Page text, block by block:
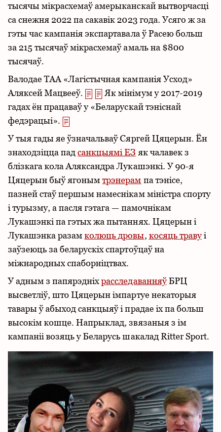
тысячы мікрасхемаў амерыканскай вытворчасці
са снежня 2022 па сакавік 2023 года. Усяго ж за
гэты час кампанія экспартавала ў Расею больш
за 215 тысячаў мікрасхемаў амаль на $800
тысячаў.
Валодае ТАА «Лагістычная кампанія Усход»
Аляксей Мацвееў.
Як мінімум у 2017-2019
гадах ён працаваў у «Беларускай тэніснай
федэрацыі».
У тыя гады яе ўзначальваў Сяргей Цяцерын. Ён
знаходзіцца падсанкцыямі ЕЗ як чалавек з
блізкага кола Аляксандра Лукашэнкі. У 90-я
Цяцерын быў ягонымтрэнерам па тэнісе,
пазней стаў першым намеснікам міністра спорту
і турызму, а пасля гэтага — памочнікам
Лукашэнкі па гэтых жа пытаннях. Цяцерын і
Лукашэнка разамколюць дровы, косяць травуі
заўзеюць за беларускіх спартоўцаў на
міжнародных спаборніцтвах.
У адным з папярэдніхрасследаванняўБРЦ
высветліў, што Цяцерын імпартуе некаторыя
тавары ў абыход санкцыяў і прадае іх па больш
высокім кошце. Напрыклад, звязаныя з ім
кампаніі возяць у Беларусь шакалад Ritter Sport.